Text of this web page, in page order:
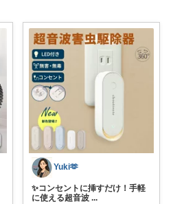
Yuki🫶
✨コンセントに挿すだけ！手軽
に使える超音波 ...